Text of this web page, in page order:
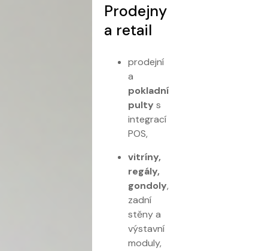
Prodejny
a retail
prodejní
a
pokladní
pulty s
integrací
POS,
vitríny,
regály,
gondoly,
zadní
stěny a
výstavní
moduly,